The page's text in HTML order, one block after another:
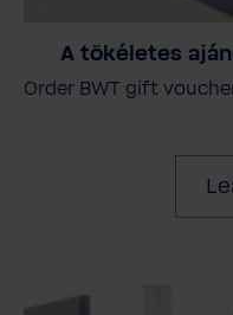
A tökéletes
Order BWT gift